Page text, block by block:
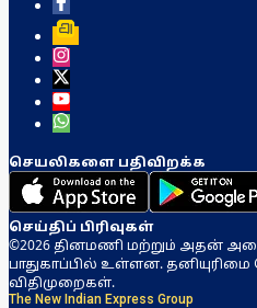
செயலிகளை பதிவிறக்க
செய்திப் பிரிவுகள்
©2026 தினமணி மற்றும் அதன்
பாதுகாப்பில் உள்ளன.
விதிமுறைகள்.
The New Indian Express Group